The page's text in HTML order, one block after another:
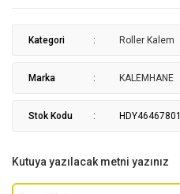
Kategori Roller Kalem
Marka KALEMHANE
Stok Kodu HDY46467801
Kutuya yazılacak metni yazınız